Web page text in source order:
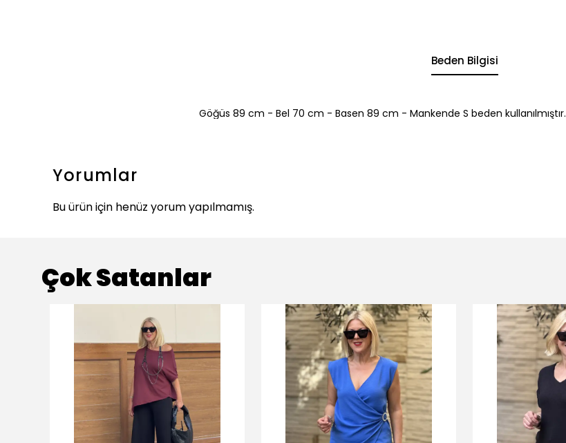
Beden Bilgisi
Göğüs 89 cm - Bel 70 cm - Basen 89 cm - Mankende S beden kullanılmıştır.
Yorumlar
Bu ürün için henüz yorum yapılmamış.
Çok Satanlar